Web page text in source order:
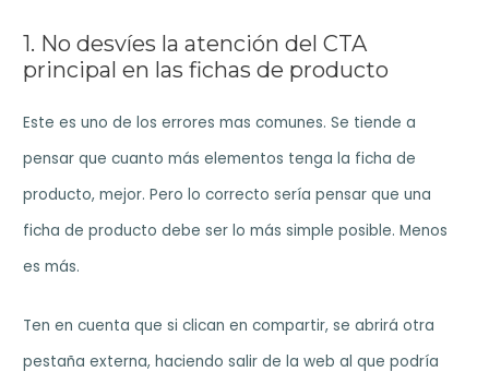
1. No desvíes la atención del CTA
principal en las fichas de producto
Este es uno de los errores mas comunes. Se tiende a
pensar que cuanto más elementos tenga la ficha de
producto, mejor. Pero lo correcto sería pensar que una
ficha de producto debe ser lo más simple posible. Menos
es más.
Ten en cuenta que si clican en compartir, se abrirá otra
pestaña externa, haciendo salir de la web al que podría